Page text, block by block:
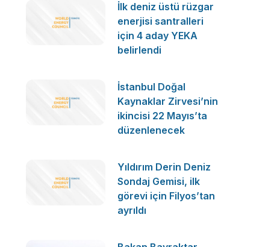
İlk deniz üstü rüzgar
enerjisi santralleri
için 4 aday YEKA
belirlendi
İstanbul Doğal
Kaynaklar Zirvesi’nin
ikincisi 22 Mayıs’ta
düzenlenecek
Yıldırım Derin Deniz
Sondaj Gemisi, ilk
görevi için Filyos’tan
ayrıldı